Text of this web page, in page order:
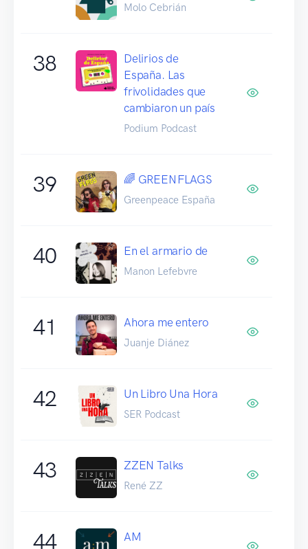
Molo Cebrián
38
Delirios de
España. Las
frivolidades que
cambiaron un país
Podium Podcast
39 🌈 GREENFLAGS
Greenpeace España
40 En el armario de
Manon Lefebvre
41 Ahora me entero
Juanje Diánez
42 Un Libro Una Hora
SER Podcast
43 ZZEN Talks
René ZZ
44 AM